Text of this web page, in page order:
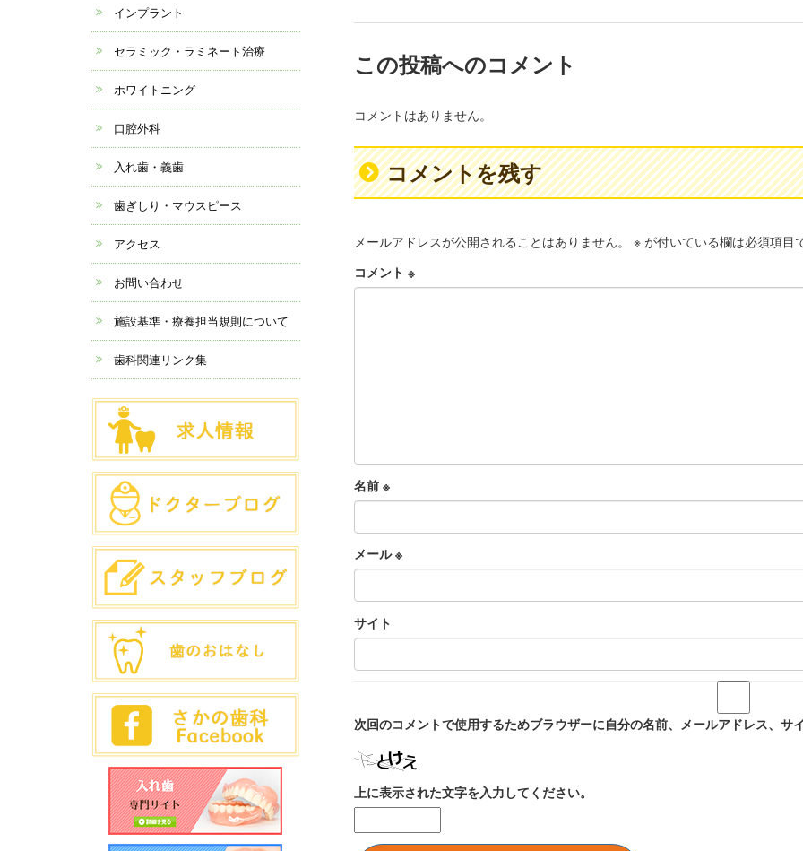
この投稿へのコメント
コメントはありません。
コメントを残す
メールアドレスが公開されることはありません。 ※が付いている欄は必須項目
コメント ※
名前 ※
メール※
サイト
次回のコメントで使用するためブラウザーに自分の名前、メールアドレス、サ
上に表示された文字を入力してください。
インプラント
セラミック・ラミネート治療
ホワイトニング
口腔外科
入れ歯・義歯
歯ぎしり・マウスピース
アクセス
お問い合わせ
施設基準・療養担当規則について
歯科関連リンク集